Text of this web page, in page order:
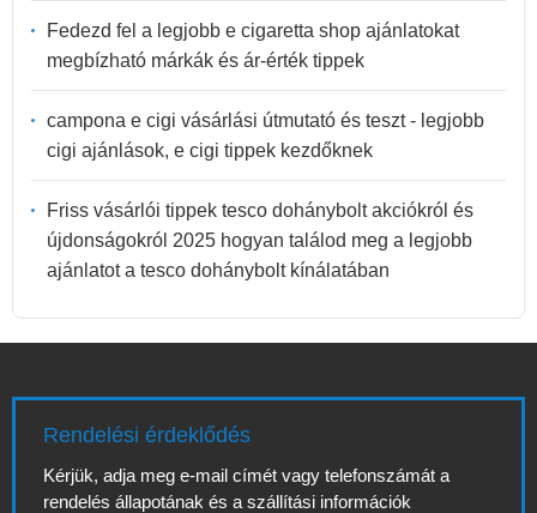
Fedezd fel a legjobb e cigaretta shop ajánlatokat
megbízható márkák és ár-érték tippek
campona e cigi vásárlási útmutató és teszt - legjobb
cigi ajánlások, e cigi tippek kezdőknek
Friss vásárlói tippek tesco dohánybolt akciókról és
újdonságokról 2025 hogyan találod meg a legjobb
ajánlatot a tesco dohánybolt kínálatában
Rendelési érdeklődés
Kérjük, adja meg e-mail címét vagy telefonszámát a
rendelés állapotának és a szállítási információk